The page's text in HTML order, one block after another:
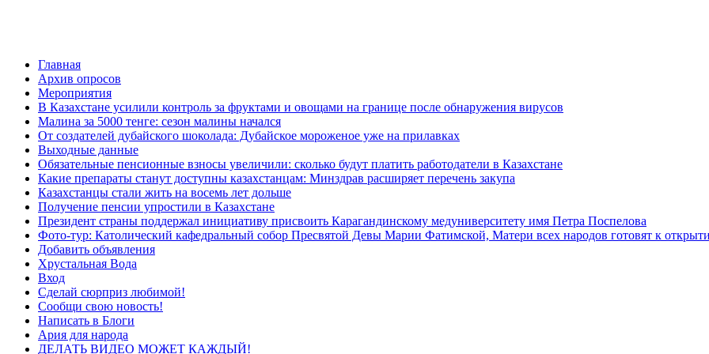
Главная
Архив опросов
Мероприятия
В Казахстане усилили контроль за фруктами и овощами на границе после обнаружения вирусов
Малина за 5000 тенге: сезон малины начался
От создателей дубайского шоколада: Дубайское мороженое уже на прилавках
Выходные данные
Обязательные пенсионные взносы увеличили: сколько будут платить работодатели в Казахстане
Какие препараты станут доступны казахстанцам: Минздрав расширяет перечень закупа
Казахстанцы стали жить на восемь лет дольше
Получение пенсии упростили в Казахстане
Президент страны поддержал инициативу присвоить Карагандинскому медуниверситету имя Петра Поспелова
Фото-тур: Католический кафедральный собор Пресвятой Девы Марии Фатимской, Матери всех народов готовят к
Добавить объявления
Хрустальная Вода
Вход
Сделай сюрприз любимой!
Сообщи свою новость!
Написать в Блоги
Ария для народа
ДЕЛАТЬ ВИДЕО МОЖЕТ КАЖДЫЙ!